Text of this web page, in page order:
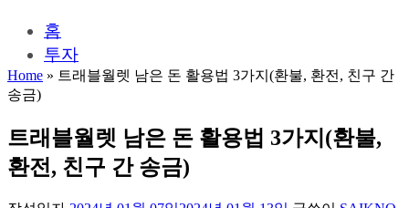
홈
투자
Home » 트래블월렛 남은 돈 활용법 3가지(환불, 환전, 친구 간
송금)
트래블월렛 남은 돈 활용법 3가지(환불,
환전, 친구 간 송금)